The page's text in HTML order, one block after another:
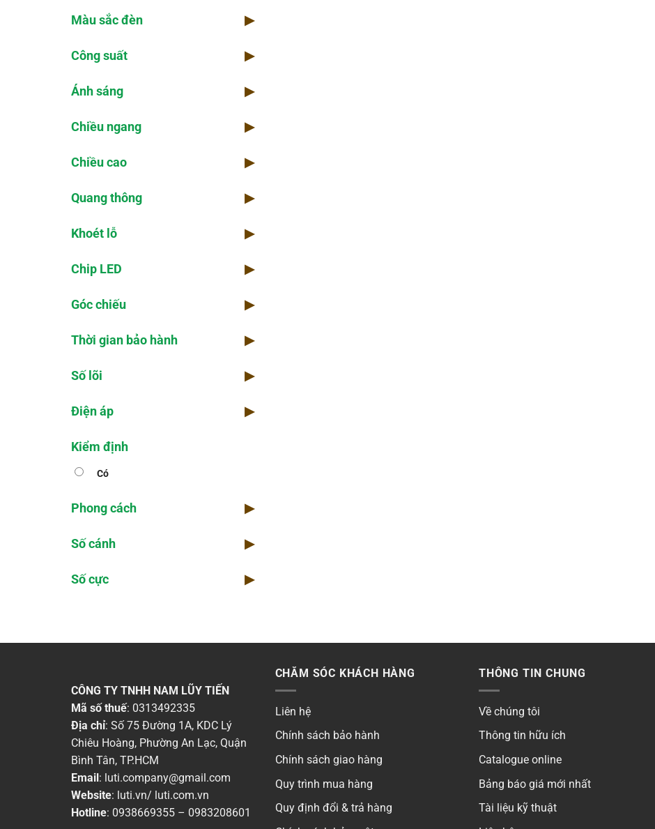
Màu sắc đèn ▶
Công suất ▶
Ánh sáng ▶
Chiều ngang ▶
Chiều cao ▶
Quang thông ▶
Khoét lỗ ▶
Chip LED ▶
Góc chiếu ▶
Thời gian bảo hành ▶
Số lõi ▶
Điện áp ▶
Kiểm định
Có
Phong cách ▶
Số cánh ▶
Số cực ▶
CÔNG TY TNHH NAM LŨY TIẾN
Mã số thuế: 0313492335
Địa chỉ: Số 75 Đường 1A, KDC Lý
Chiêu Hoàng, Phường An Lạc, Quận
Bình Tân, TP.HCM
Email : luti.company@gmail.com
Website: luti.vn/ luti.com.vn
Hotline: 0938669355 – 0983208601
CHĂM SÓC KHÁCH HÀNG
Liên hệ
Chính sách bảo hành
Chính sách giao hàng
Quy trình mua hàng
Quy định đổi & trả hàng
THÔNG TIN CHUNG
Về chúng tôi
Thông tin hữu ích
Catalogue online
Bảng báo giá mới nhất
Tài liệu kỹ thuật